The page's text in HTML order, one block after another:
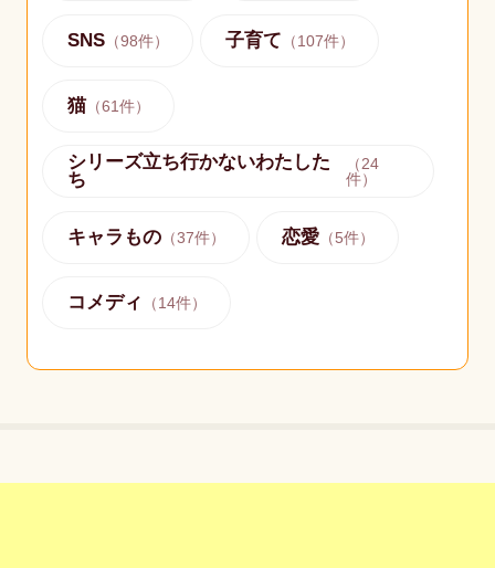
SNS（98件） 子育て （107件）
猫（61件）
シリーズ立ち行かないわたした
ち
（24
件）
キャラもの（37件） 恋愛（5件）
コメディ （14件）